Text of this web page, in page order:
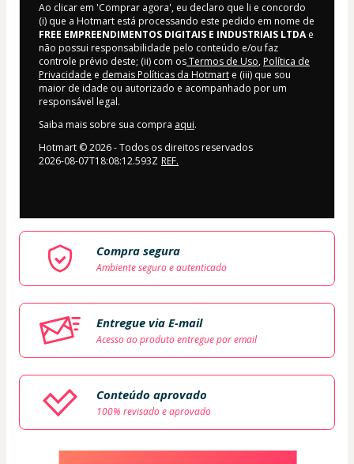
Ao clicar em 'Comprar agora', eu declaro que li e concordo
(i) que a Hotmart está processando este pedido em nome de
FREE EMPREENDIMENTOS DIGITAIS E INDUSTRIAIS LTDAe
não possui responsabilidade pelo conteúdo e/ou faz
controle prévio deste; (ii) com osTermos de Uso, Política de
Privacidade e demais Políticas da Hotmart e (iii) que sou
maior de idade ou autorizado e acompanhado por um
responsável legal.
Saiba mais sobre sua compra aqui.
Hotmart ©2026- Todos os direitos reservados
2026-08-07T18:08:12.593Z REF.
Compra segura
Ambiente seguro e autenticado
Entregue via E-mail
Acesso ao produto entregue por email
Conteúdo aprovado
100% revisado e aprovado